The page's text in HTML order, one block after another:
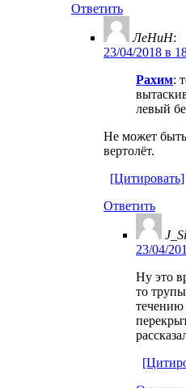
Ответить
ЛеНиН:
23/04/2018 в
Рахим:
левый
Не может
вертолёт.
[Цитировать]
Ответить
23/04/
Ну это
то
течению